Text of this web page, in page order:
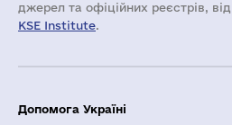
джерел та офіційних реєстрів,
KSE Institute.
Допомога Україні